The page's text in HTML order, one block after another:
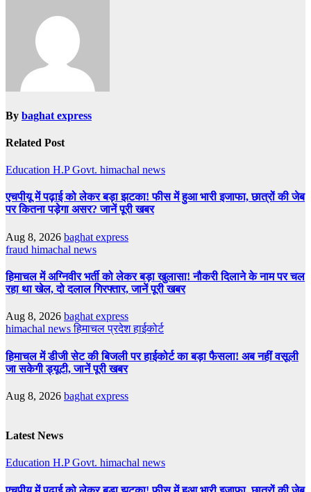
By baghat express
Related Post
Education H.P Govt. himachal news
एचपीयू में पढ़ाई को लेकर बड़ा झटका! फीस में हुआ भारी इजाफा, छात्रों की जेब
पर कितना पड़ेगा असर? जानें पूरी खबर
Aug 8, 2026 baghat express
fraud himachal news
हिमाचल में अग्निवीर भर्ती को लेकर बड़ा खुलासा! नौकरी दिलाने के नाम पर चल
रहा था खेल, दो दलाल गिरफ्तार, जानें पूरी खबर
Aug 8, 2026 baghat express
himachal newsहिमाचल प्रदेश हाईकोर्ट
हिमाचल में डीजी सेट की बिजली पर हाईकोर्ट का बड़ा फैसला! अब नहीं वसूली
जा सकेगी ड्यूटी, जानें पूरी खबर
Aug 8, 2026 baghat express
Latest News
Education H.P Govt. himachal news